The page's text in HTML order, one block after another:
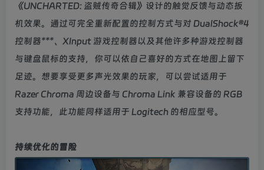
《UNCHARTED: 盗贼传奇合辑》设计的触觉反馈与动态扳
机效果。通过可完全重新配置的控制方式与对 DualShock®4
控制器***、XInput 游戏控制器以及其他许多种游戏控制器
与键盘鼠标的支持，你可以依自己喜好的方式在地图上留下
足迹。想要享受更多声光效果的玩家，可以尝试适用于
Razer Chroma 周边设备与 Chroma Link 兼容设备的 RGB
支持功能，此功能同样适用于 Logitech 的相应型号。
持续优化的冒险